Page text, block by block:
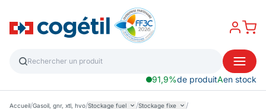
91,9%de produitAen stock
Accueil/Gasoil, gnr, xtl, hvo/Stockage fuel /Stockage fixe /